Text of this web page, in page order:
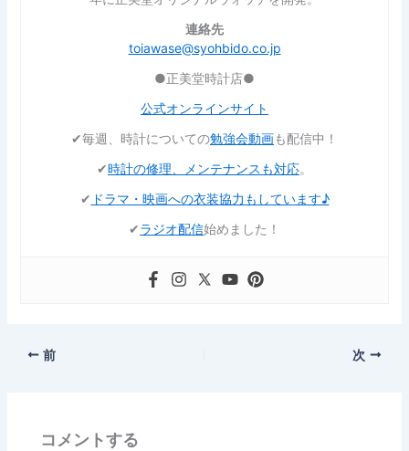
連絡先
toiawase@syohbido.co.jp
●正美堂時計店●
公式オンラインサイト
✔︎毎週、時計についての勉強会動画も配信中！
✔︎時計の修理、メンテナンスも対応。
✔︎ ドラマ・映画への衣装協力もしています♪
✔︎ラジオ配信始めました！
前 次
コメントする